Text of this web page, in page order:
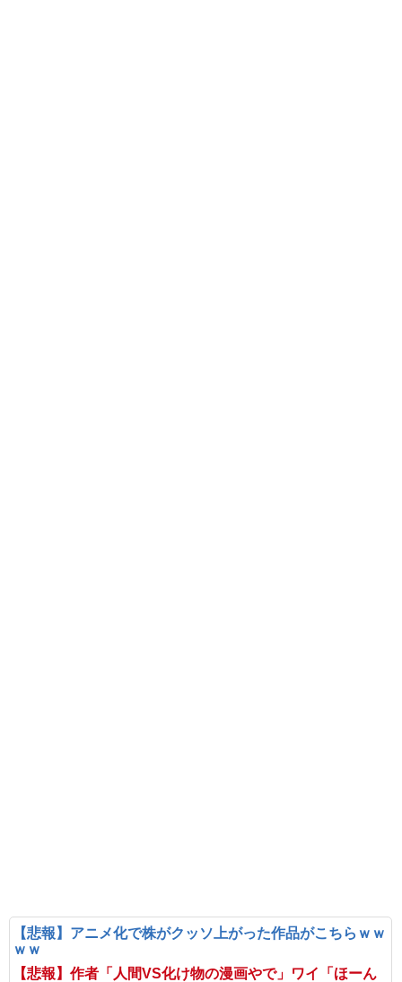
【悲報】アニメ化で株がクッソ上がった作品がこちらｗｗ
ｗｗ
【悲報】作者「人間VS化け物の漫画やで」ワイ「ほーん